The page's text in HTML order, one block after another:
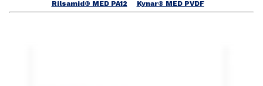
Rilsamid® MED PA12
Kynar® MED PVDF